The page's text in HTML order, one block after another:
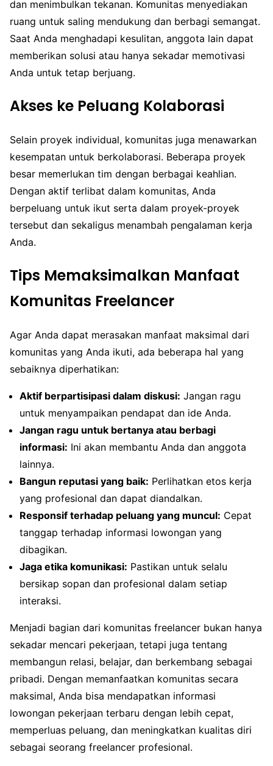
dan menimbulkan tekanan. Komunitas menyediakan
ruang untuk saling mendukung dan berbagi semangat.
Saat Anda menghadapi kesulitan, anggota lain dapat
memberikan solusi atau hanya sekadar memotivasi
Anda untuk tetap berjuang.
Akses ke Peluang Kolaborasi
Selain proyek individual, komunitas juga menawarkan
kesempatan untuk berkolaborasi. Beberapa proyek
besar memerlukan tim dengan berbagai keahlian.
Dengan aktif terlibat dalam komunitas, Anda
berpeluang untuk ikut serta dalam proyek-proyek
tersebut dan sekaligus menambah pengalaman kerja
Anda.
Tips Memaksimalkan Manfaat
Komunitas Freelancer
Agar Anda dapat merasakan manfaat maksimal dari
komunitas yang Anda ikuti, ada beberapa hal yang
sebaiknya diperhatikan:
Aktif berpartisipasi dalam diskusi: Jangan ragu
untuk menyampaikan pendapat dan ide Anda.
Jangan ragu untuk bertanya atau berbagi
informasi: Ini akan membantu Anda dan anggota
lainnya.
Bangun reputasi yang baik: Perlihatkan etos kerja
yang profesional dan dapat diandalkan.
Responsif terhadap peluang yang muncul: Cepat
tanggap terhadap informasi lowongan yang
dibagikan.
Jaga etika komunikasi: Pastikan untuk selalu
bersikap sopan dan profesional dalam setiap
interaksi.
Menjadi bagian dari komunitas freelancer bukan hanya
sekadar mencari pekerjaan, tetapi juga tentang
membangun relasi, belajar, dan berkembang sebagai
pribadi. Dengan memanfaatkan komunitas secara
maksimal, Anda bisa mendapatkan informasi
lowongan pekerjaan terbaru dengan lebih cepat,
memperluas peluang, dan meningkatkan kualitas diri
sebagai seorang freelancer profesional.